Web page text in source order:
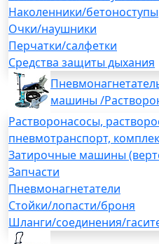
Наколенники/бетоноступы
Очки/наушники
Перчатки/салфетки
Средства защиты дыхания
машины /
Растворонасосы,
пневмотранспорт,
Затирочные машины
Запчасти
Пневмонагнетатели
Стойки/лопасти/броня
Шланги/соединения/